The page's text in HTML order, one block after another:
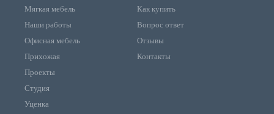
Мягкая мебель
Наши работы
Офисная мебель
Прихожая
Проекты
Студия
Уценка
Как купить
Вопрос ответ
Отзывы
Контакты